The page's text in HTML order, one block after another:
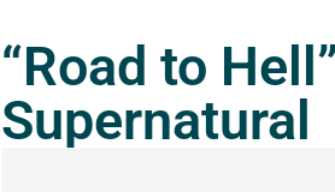
“Road to
Supernatural